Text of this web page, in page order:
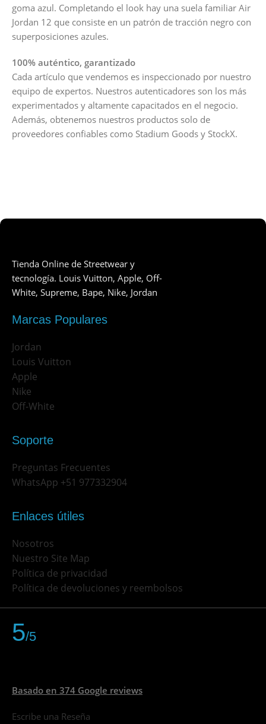
goma azul. Completando el look hay una suela familiar Air
Jordan 12 que consiste en un patrón de tracción negro con
superposiciones azules.
100% auténtico, garantizado
Cada artículo que vendemos es inspeccionado por nuestro
equipo de expertos. Nuestros autenticadores son los más
experimentados y altamente capacitados en el negocio.
Además, obtenemos nuestros productos solo de
proveedores confiables como Stadium Goods y StockX.
Tienda Online de Streetwear y
tecnología. Louis Vuitton, Apple, Off-
White, Supreme, Bape, Nike, Jordan
Marcas Populares
Jordan
Louis Vuitton
Apple
Nike
Off-White
Soporte
Preguntas Frecuentes
WhatsApp +51 977332904
Enlaces útiles
Nosotros
Nuestro Site Map
Política de privacidad
Política de devoluciones y reembolsos
5/5
Basado en 374 Google reviews
Escribe una Reseña